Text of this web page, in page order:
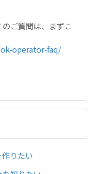
ご質問は、まずこ
operator-faq/
りたい